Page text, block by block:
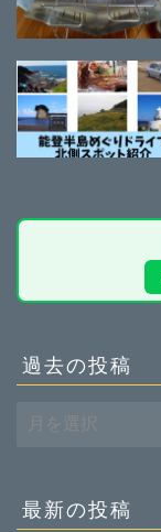
過去の投稿
去
稿
最新の投稿